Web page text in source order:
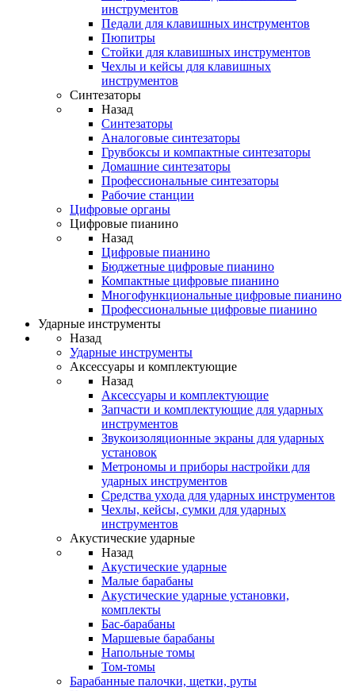
инструментов
Педали для клавишных инструментов
Пюпитры
Стойки для клавишных инструментов
Чехлы и кейсы для клавишных
инструментов
Синтезаторы
Назад
Синтезаторы
Аналоговые синтезаторы
Грувбоксы и компактные синтезаторы
Домашние синтезаторы
Профессиональные синтезаторы
Рабочие станции
Цифровые органы
Цифровые пианино
Назад
Цифровые пианино
Бюджетные цифровые пианино
Компактные цифровые пианино
Многофункциональные цифровые пианино
Профессиональные цифровые пианино
Ударные инструменты
Назад
Ударные инструменты
Аксессуары и комплектующие
Назад
Аксессуары и комплектующие
Запчасти и комплектующие для ударных
инструментов
Звукоизоляционные экраны для ударных
установок
Метрономы и приборы настройки для
ударных инструментов
Средства ухода для ударных инструментов
Чехлы, кейсы, сумки для ударных
инструментов
Акустические ударные
Назад
Акустические ударные
Mалые барабаны
Акустические ударные установки,
комплекты
Бас-барабаны
Маршевые барабаны
Напольные томы
Том-томы
Барабанные палочки, щетки, руты